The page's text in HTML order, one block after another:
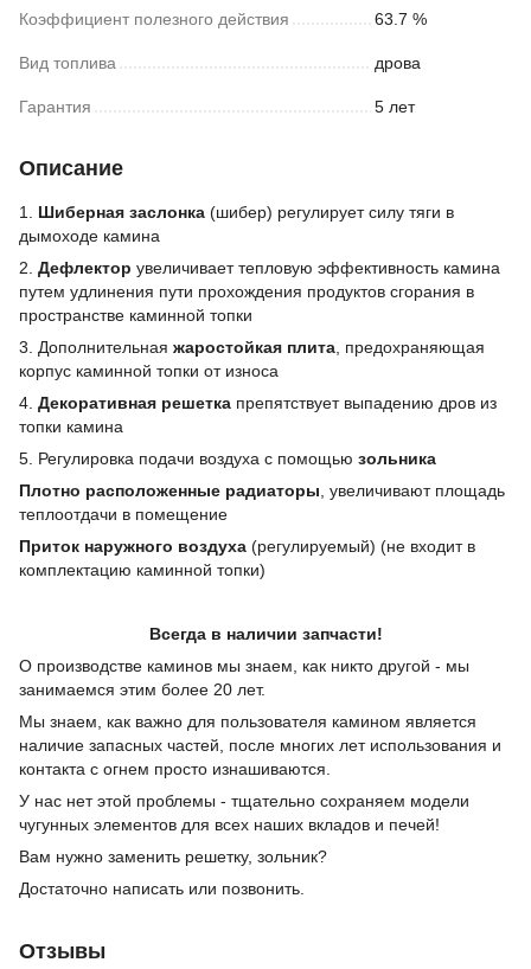
Коэффициент полезного действия 63.7 %
Вид топлива дрова
Гарантия 5 лет
Описание
1. Шиберная заслонка (шибер) регулирует силу тяги в
дымоходе камина
2. Дефлектор увеличивает тепловую эффективность камина
путем удлинения пути прохождения продуктов сгорания в
пространстве каминной топки
3. Дополнительная жаростойкая плита , предохраняющая
корпус каминной топки от износа
4. Декоративная решетка препятствует выпадению дров из
топки камина
5. Регулировка подачи воздуха с помощью зольника
Плотно расположенные радиаторы , увеличивают площадь
теплоотдачи в помещение
Приток наружного воздуха (регулируемый) (не входит в
комплектацию каминной топки)
Всегда в наличии запчасти!
О производстве каминов мы знаем, как никто другой - мы
занимаемся этим более 20 лет.
Мы знаем, как важно для пользователя камином является
наличие запасных частей, после многих лет использования и
контакта с огнем просто изнашиваются.
У нас нет этой проблемы - тщательно сохраняем модели
чугунных элементов для всех наших вкладов и печей!
Вам нужно заменить решетку, зольник?
Достаточно написать или позвонить.
Отзывы